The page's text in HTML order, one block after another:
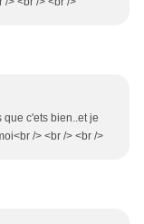
que c'ets bien..et je
/> <br /> <br />